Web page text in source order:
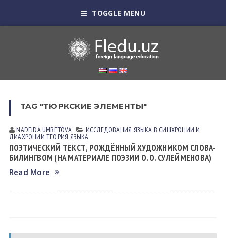
TOGGLE MENU
TAG "ТЮРКСКИЕ ЭЛЕМЕНТЫ"
NADEJDA UMBETOVА ИССЛЕДОВАНИЯ ЯЗЫКА В СИНХРОНИИ И
ДИАХРОНИИ ТЕОРИЯ ЯЗЫКА
ПОЭТИЧЕСКИЙ ТЕКСТ, РОЖДЁННЫЙ ХУДОЖНИКОМ СЛОВА-
БИЛИНГВОМ (НА МАТЕРИАЛЕ ПОЭЗИИ О. О. СУЛЕЙМЕНОВА)
Read More